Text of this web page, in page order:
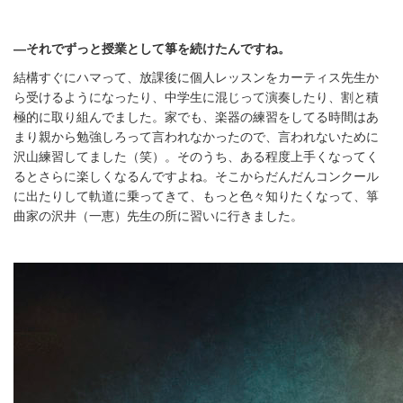
―それでずっと授業として箏を続けたんですね。
結構すぐにハマって、放課後に個人レッスンをカーティス先生か
ら受けるようになったり、中学生に混じって演奏したり、割と積
極的に取り組んでました。家でも、楽器の練習をしてる時間はあ
まり親から勉強しろって言われなかったので、言われないために
沢山練習してました（笑）。そのうち、ある程度上手くなってく
るとさらに楽しくなるんですよね。そこからだんだんコンクール
に出たりして軌道に乗ってきて、もっと色々知りたくなって、箏
曲家の沢井（一恵）先生の所に習いに行きました。